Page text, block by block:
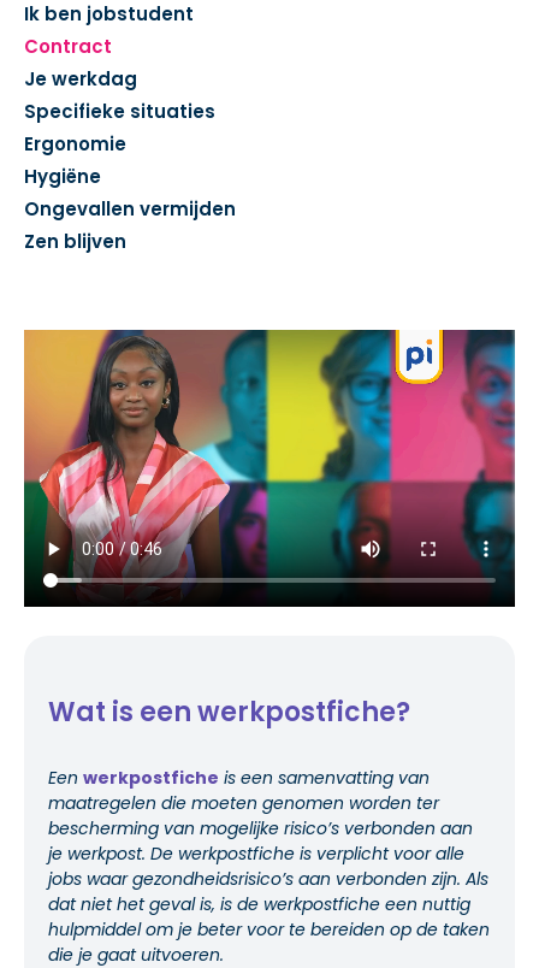
Ik ben jobstudent
Contract
Je werkdag
Specifieke situaties
Ergonomie
Hygiëne
Ongevallen vermijden
Zen blijven
Wat is een werkpostfiche?
Een werkpostfiche is een samenvatting van
maatregelen die moeten genomen worden ter
bescherming van mogelijke risico’s verbonden aan
je werkpost. De werkpostfiche is verplicht voor alle
jobs waar gezondheidsrisico’s aan verbonden zijn. Als
dat niet het geval is, is de werkpostfiche een nuttig
hulpmiddel om je beter voor te bereiden op de taken
die je gaat uitvoeren.